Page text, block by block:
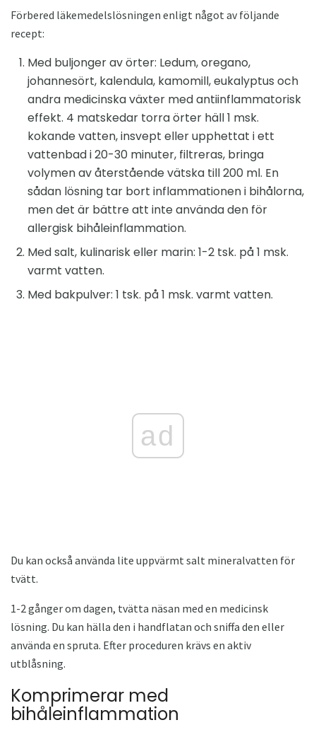
Förbered läkemedelslösningen enligt något av följande
recept:
Med buljonger av örter: Ledum, oregano,
johannesört, kalendula, kamomill, eukalyptus och
andra medicinska växter med antiinflammatorisk
effekt. 4 matskedar torra örter häll 1 msk.
kokande vatten, insvept eller upphettat i ett
vattenbad i 20-30 minuter, filtreras, bringa
volymen av återstående vätska till 200 ml. En
sådan lösning tar bort inflammationen i bihålorna,
men det är bättre att inte använda den för
allergisk bihåleinflammation.
Med salt, kulinarisk eller marin: 1-2 tsk. på 1 msk.
varmt vatten.
Med bakpulver: 1 tsk. på 1 msk. varmt vatten.
ad
Du kan också använda lite uppvärmt salt mineralvatten för
tvätt.
1-2 gånger om dagen, tvätta näsan med en medicinsk
lösning. Du kan hälla den i handflatan och sniffa den eller
använda en spruta. Efter proceduren krävs en aktiv
utblåsning.
Komprimerar med
bihåleinflammation